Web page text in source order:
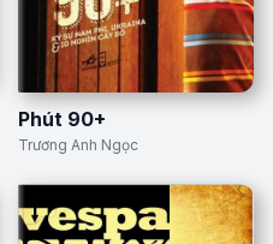
Phút 90+
Trương Anh Ngọc